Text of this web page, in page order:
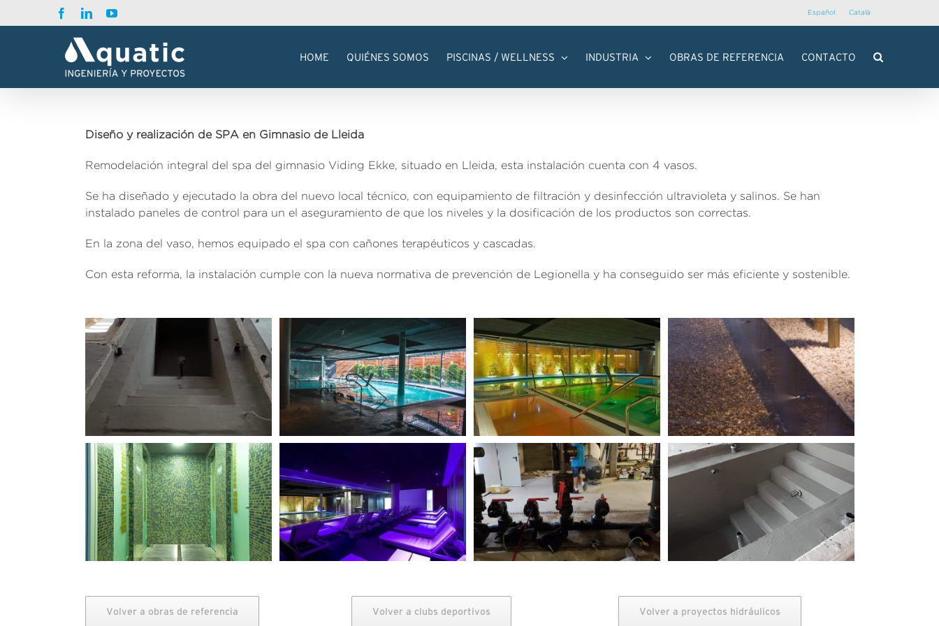
al
FacebookLinkedInYouTube Español Català
HOME QUIÉNES SOMOS PISCINAS / WELLNESS INDUSTRIA OBRAS DE REFERENCIA CONTACTO
Diseño y realización de SPA en Gimnasio de Lleida
Remodelación integral del spa del gimnasio Viding Ekke, situado en Lleida, esta instalación cuenta con 4 vasos.
Se ha diseñado y ejecutado la obra del nuevo local técnico, con equipamiento de filtración y desinfección ultravioleta y salinos. Se han
instalado paneles de control para un el aseguramiento de que los niveles y la dosificación de los productos son correctas.
En la zona del vaso, hemos equipado el spa con cañones terapéuticos y cascadas.
Con esta reforma, la instalación cumple con la nueva normativa de prevención de Legionella y ha conseguido ser más eficiente y sostenible.
Volver a obras de referencia Volver a clubs deportivos Volver a proyectos hidráulicos